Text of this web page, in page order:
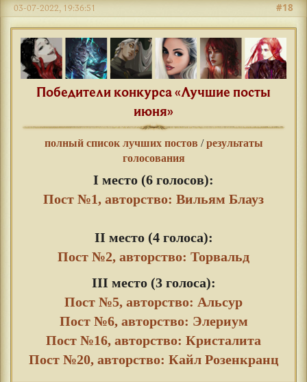
#18
03-07-2022, 19:36:51
Победители конкурса «Лучшие посты
июня»
полный список лучших постов /результаты
голосования
I место (6 голосов):
Пост №1, авторство: Вильям Блауз
II место (4 голоса):
Пост №2, авторство: Торвальд
III место (3 голоса):
Пост №5, авторство: Альсур
Пост №6, авторство: Элериум
Пост №16, авторство: Кристалита
Пост №20, авторство: Кайл Розенкранц